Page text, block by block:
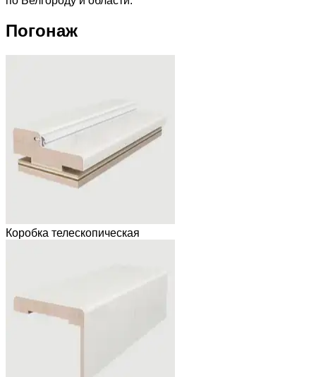
Погонаж
Коробка телескопическая